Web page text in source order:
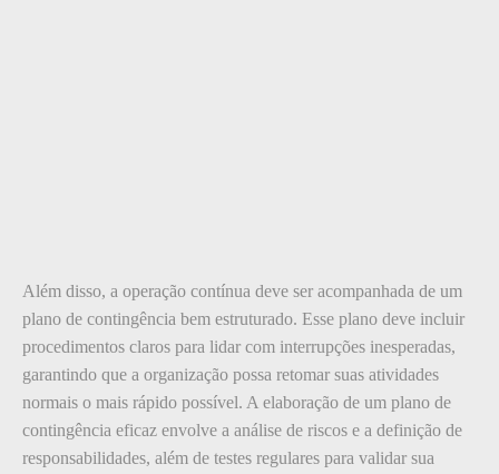
Além disso, a operação contínua deve ser acompanhada de um
plano de contingência bem estruturado. Esse plano deve incluir
procedimentos claros para lidar com interrupções inesperadas,
garantindo que a organização possa retomar suas atividades
normais o mais rápido possível. A elaboração de um plano de
contingência eficaz envolve a análise de riscos e a definição de
responsabilidades, além de testes regulares para validar sua